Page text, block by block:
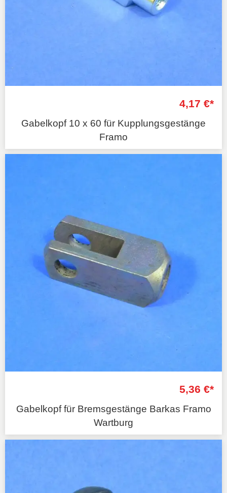
4,17 €*
Gabelkopf 10 x 60 für Kupplungsgestänge
Framo
5,36 €*
Gabelkopf für Bremsgestänge Barkas Framo
Wartburg